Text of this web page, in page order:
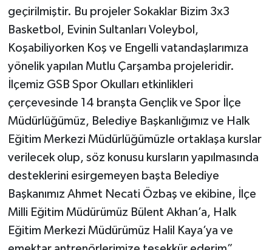
geçirilmiştir. Bu projeler Sokaklar Bizim 3x3
Basketbol, Evinin Sultanları Voleybol,
Koşabiliyorken Koş ve Engelli vatandaşlarımıza
yönelik yapılan Mutlu Çarşamba projeleridir.
İlçemiz GSB Spor Okulları etkinlikleri
çerçevesinde 14 branşta Gençlik ve Spor İlçe
Müdürlüğümüz, Belediye Başkanlığımız ve Halk
Eğitim Merkezi Müdürlüğümüzle ortaklaşa kurslar
verilecek olup, söz konusu kursların yapılmasında
desteklerini esirgemeyen başta Belediye
Başkanımız Ahmet Necati Özbaş ve ekibine, İlçe
Milli Eğitim Müdürümüz Bülent Akhan’a, Halk
Eğitim Merkezi Müdürümüz Halil Kaya’ya ve